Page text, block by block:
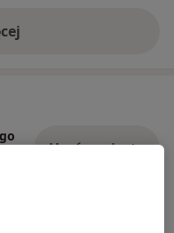
Umów wizytę